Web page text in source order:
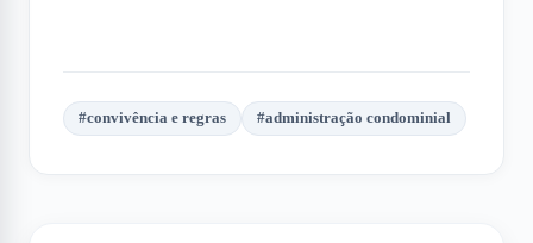
#convivência e regras #administração condominial